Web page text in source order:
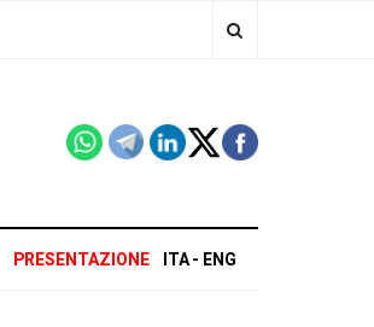
PRESENTAZIONE ITA ENG